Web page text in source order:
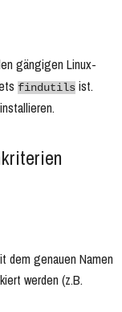
gängigen Linux-
findutils ist.
dem genauen Namen
werden (z.B.